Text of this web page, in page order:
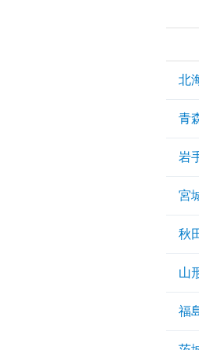
北
青
岩
宮
秋
山
福